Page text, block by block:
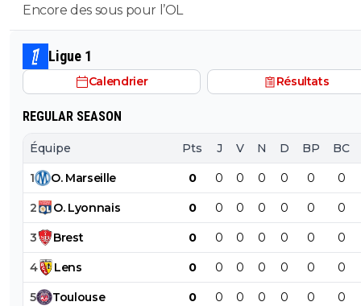
Encore des sous pour l’OL
Ligue 1
Calendrier Résultats
REGULAR SEASON
Équipe Pts J V N D BP BC
1 O. Marseille 0 0 0 0 0 0 0
2 O. Lyonnais 0 0 0 0 0 0 0
3 Brest 0 0 0 0 0 0 0
4 Lens 0 0 0 0 0 0 0
5 Toulouse 0 0 0 0 0 0 0